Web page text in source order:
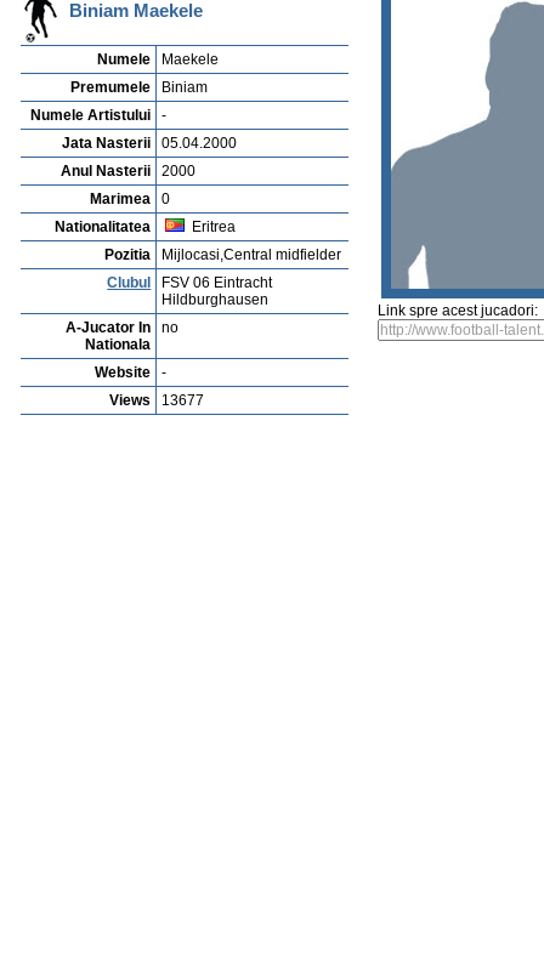
Biniam Maekele
Numele
Maekele
Premumele
Biniam
Numele Artistului
-
Jata Nasterii
05.04.2000
Anul Nasterii
2000
Marimea
0
Nationalitatea
Eritrea
Pozitia
Mijlocasi,Central midfielder
Clubul
FSV 06 Eintracht
Hildburghausen
A-Jucator In
Nationala
no
Website
-
Views
13677
Link spre acest jucadori: